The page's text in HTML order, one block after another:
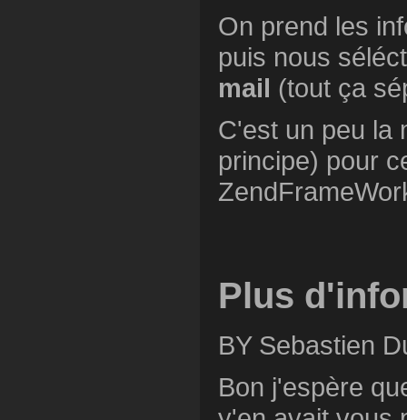
On prend les
puis nous
mail (tout ça
C'est un peu la
principe) pour
Plus
BY Sebastien
Bon j'espère